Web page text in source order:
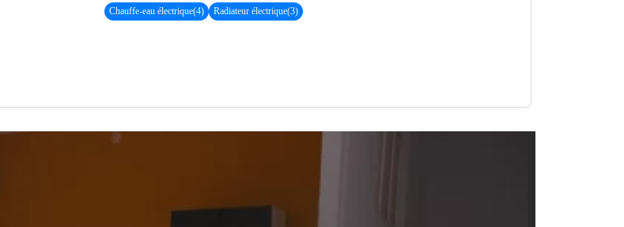
Chauffe-eau électrique(4) Radiateur électrique(3)